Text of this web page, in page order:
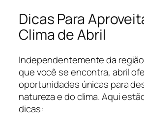
Dicas Para
Clima de Abril
Independentemente da
que você se encontra, abril
oportunidades únicas para
natureza e do clima. Aqui
dicas: